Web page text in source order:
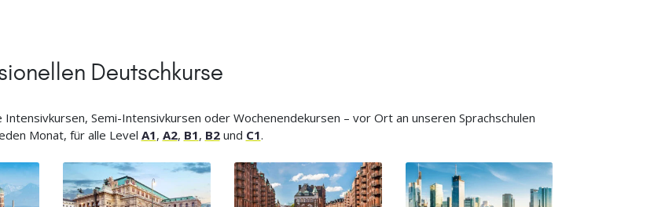
Deutschkurse
Semi-Intensivkursen oder Wochenendekursen – vor Ort an unseren Sprachschulen
Monat, für alle Level A1, A2, B1, B2und C1.